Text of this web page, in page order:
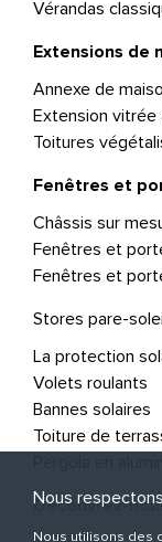
Vérandas
Extensions de
Annexe de
Extension vitrée
Toitures
Fenêtres et
Châssis sur
Fenêtres et
Fenêtres et
Stores pare-
La protection
Volets roulants
Bannes solaires
Toiture de
Découvrez-nous
Nous
Nous utilisons des